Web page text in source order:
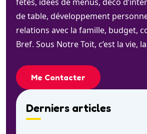
de table, développement
relations avec la famille, budget,
Bref. Sous Notre Toit, c’est la vie,
Me Contacter
Derniers articles